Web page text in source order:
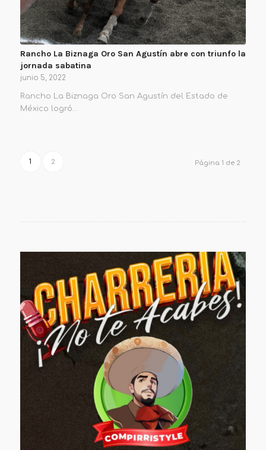
Rancho La Biznaga Oro San Agustín abre con triunfo la
jornada sabatina
junio 5, 2022
Rancho La Biznaga Oro San Agustín del Estado de
México logró…
Página 1 de 2
1 2